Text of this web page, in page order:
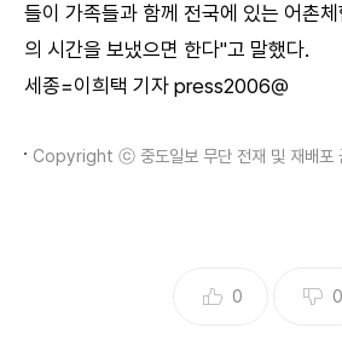
들이 가족들과 함께 전국에 있는 어촌
의 시간을 보냈으면 한다"고 말했다.
세종=이희택 기자 press2006@
Copyright ⓒ 중도일보 무단 전재 및 재배포
0 0